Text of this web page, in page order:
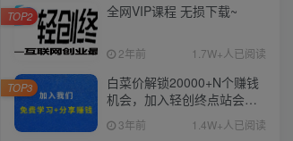
全网VIP课程 无损下载~
2年前 1.7W+人已阅读
TOP2
白菜价解锁20000+N个赚钱
机会，加入轻创终点站会
员，全站资源免费学习。
3年前 1.4W+人已阅读
TOP3